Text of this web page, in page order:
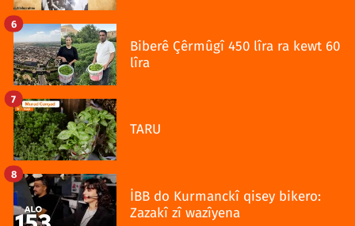
Biberê Çêrmûgî 450 lîra ra kewt 60
lîra
6
TARU
7
İBB do Kurmanckî qisey bikero:
Zazakî zî wazîyena
8